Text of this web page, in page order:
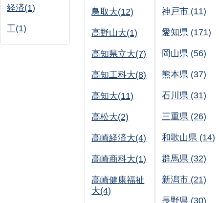
経済(1)
工(1)
鳥取大(12)
高野山大(1)
高知県立大(7)
高知工科大(8)
高知大(11)
高松大(2)
高崎経済大(4)
高崎商科大(1)
高崎健康福祉
大(4)
神戸市 (11)
愛知県 (171)
岡山県 (56)
熊本県 (37)
石川県 (31)
三重県 (26)
和歌山県 (14)
群馬県 (32)
新潟市 (21)
長野県 (30)